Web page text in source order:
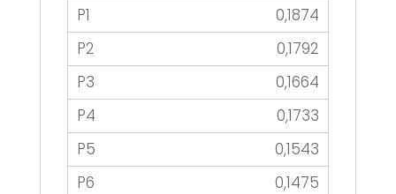
0,1874
0,1792
0,1664
0,1733
0,1543
0,1475